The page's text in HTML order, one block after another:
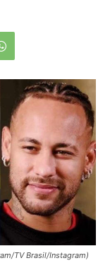
TV Brasil/Instagram)